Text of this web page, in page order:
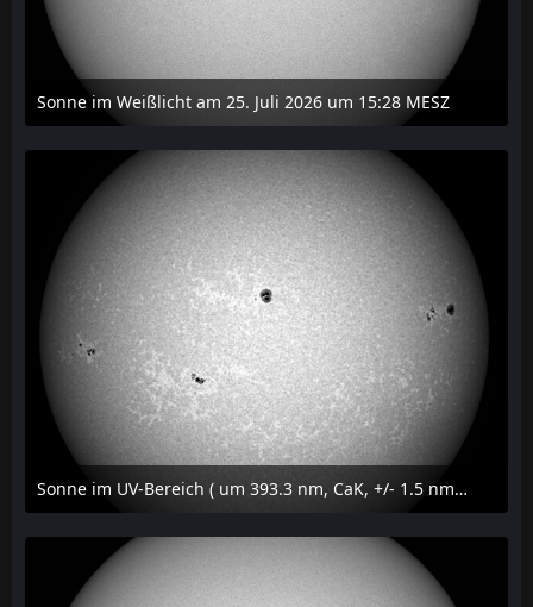
Sonne im Weißlicht am 25. Juli 2026 um 15:28 MESZ
27. Juli 2026 um 21:15
Sonne im UV-Bereich ( um 393.3 nm, CaK, +/- 1.5 nm) am 25. Juli 2026 um 15:32 MESZ
27. Juli 2026 um 20:32